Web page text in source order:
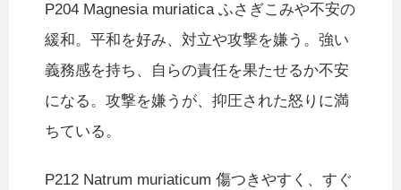
P204 Magnesia muriatica ふさぎこみや不安の
緩和。平和を好み、対立や攻撃を嫌う。強い
義務感を持ち、自らの責任を果たせるか不安
になる。攻撃を嫌うが、抑圧された怒りに満
ちている。
P212 Natrum muriaticum 傷つきやすく、すぐ